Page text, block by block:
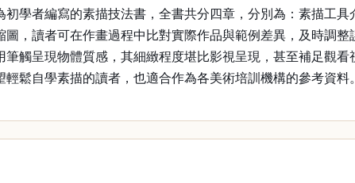
學者編寫的素描技法書，全書共分四章，分別為：素描工
，讀者可在作畫過程中比對實際作品與範例差異，及時調整
觸呈現物體質感，其細緻程度堪比影視呈現，甚至補足觀
鬆自學素描的讀者，也適合作為各美術培訓機構的參考資料。